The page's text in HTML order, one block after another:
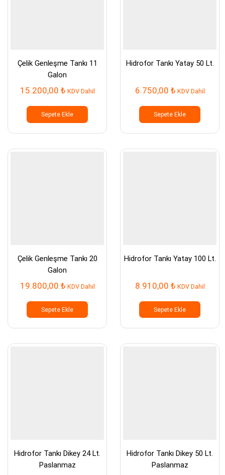
Çelik Genleşme Tankı 11
Galon
15.200,00 ₺ KDV Dahil
Sepete Ekle
Hidrofor Tankı Yatay 50 Lt.
6.750,00 ₺ KDV Dahil
Sepete Ekle
Çelik Genleşme Tankı 20
Galon
19.800,00 ₺ KDV Dahil
Sepete Ekle
Hidrofor Tankı Yatay 100 Lt.
8.910,00 ₺ KDV Dahil
Sepete Ekle
Hidrofor Tankı Dikey 24 Lt.
Paslanmaz
Hidrofor Tankı Dikey 50 Lt.
Paslanmaz